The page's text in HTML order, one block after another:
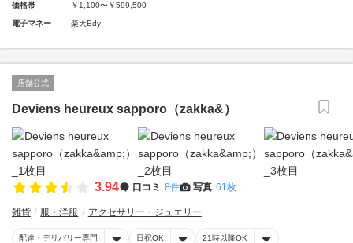
価格帯
￥1,100〜￥599,500
電子マネー 楽天Edy
店舗公式
Deviens heureux sapporo（zakka&）
3.94 口コミ 8件 写真 61枚
雑貨 服・洋服 アクセサリー・ジュエリー
配達・デリバリー専門 日祝OK 21時以降OK